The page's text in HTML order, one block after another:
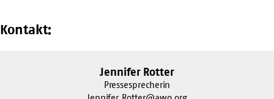
Kontakt:
Jennifer Rotter
Pressesprecherin